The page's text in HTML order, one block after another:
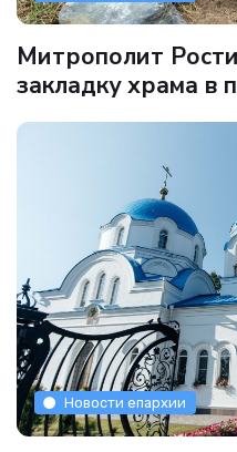
Митрополит
закладку храма в
Новости епархии